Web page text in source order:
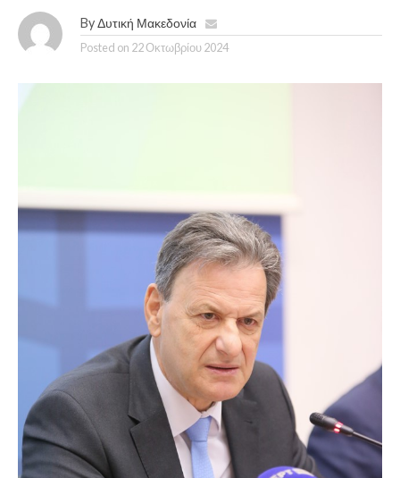
By Δυτική Μακεδονία
Posted on 22 Οκτωβρίου 2024